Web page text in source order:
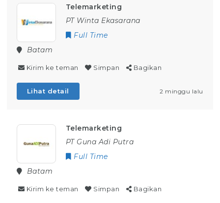
Telemarketing
PT Winta Ekasarana
Full Time
Batam
Kirim ke teman Simpan Bagikan
Lihat detail 2 minggu lalu
Telemarketing
PT Guna Adi Putra
Full Time
Batam
Kirim ke teman Simpan Bagikan